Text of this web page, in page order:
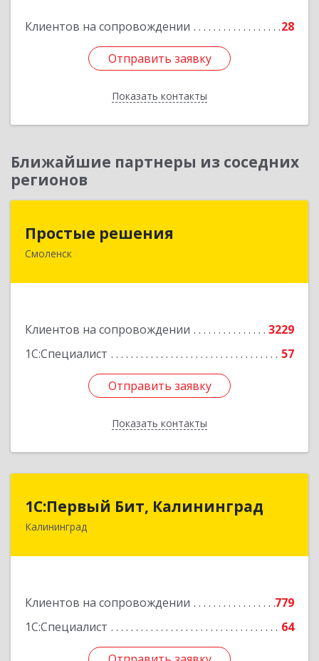
Клиентов на сопровождении 28
Отправить заявку
Показать контакты
Отправить заявку
Назад
Ближайшие партнеры из соседних
регионов
Простые решения
Смоленск
Клиентов на сопровождении
3229
1С:Специалист
57
Отправить заявку
Показать контакты
214015, Смоленская обл, Смоленск г, Большая
Отправить заявку
Назад
1С:Первый Бит, Калининград
Калининград
Клиентов на сопровождении
779
1С:Специалист
64
1С:Первый Бит, Калининград
236006, Калининградская обл, Калининград г,